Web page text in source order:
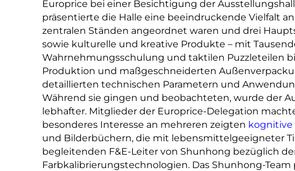
Europrice bei einer Besichtigung der
präsentierte die Halle eine beeindruckende Vielfalt
zentralen Ständen angeordnet waren und drei
sowie kulturelle und kreative Produkte – mit
Wahrnehmungsschulung und taktilen Puzzleteilen
Produktion und maßgeschneiderten
detaillierten technischen Parametern und
Während sie gingen und beobachteten, wurde der
lebhafter. Mitglieder der Europrice-Delegation
besonderes Interesse an mehreren zeigten kognitive
und Bilderbüchern, die mit lebensmittelgeeigneter
begleitenden F&E-Leiter von Shunhong bezüglich
Farbkalibrierungstechnologien. Das Shunhong-